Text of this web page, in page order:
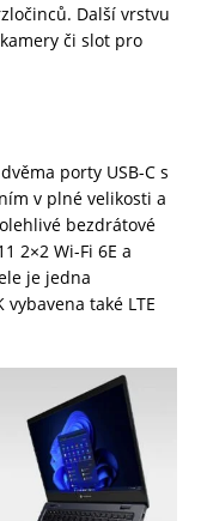
Další vrstvu
či slot pro
porty USB-C s
v plné velikosti a
bezdrátové
2×2 Wi-Fi 6E a
je jedna
také LTE